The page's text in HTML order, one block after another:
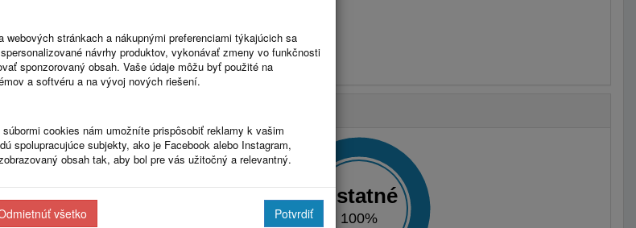
Stavebný úrad
mesiac: 0
Ostatné
100%
webových stránkach a nákupnými preferenciami týkajúcich sa
návrhy produktov, vykonávať zmeny vo funkčnosti
sponzorovaný obsah. Vaše údaje môžu byť použité na
a softvéru a na vývoj nových riešení.
cookies nám umožníte prispôsobiť reklamy k vašim
spolupracujúce subjekty, ako je Facebook alebo Instagram,
obsah tak, aby bol pre vás užitočný a relevantný.
všetko Potvrdiť